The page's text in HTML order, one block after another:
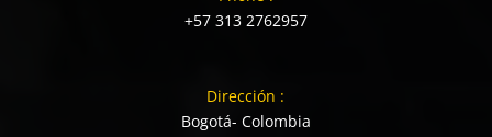
+57 313 2762957
Dirección :
Bogotá- Colombia